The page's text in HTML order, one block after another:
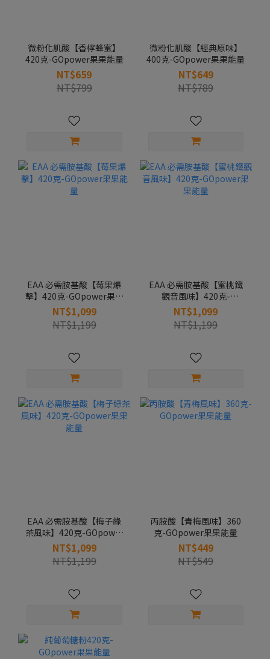
微粉化肌酸【香檸蜂蜜】
420克-GOpower果果能量
NT$659
NT$799
微粉化肌酸【經典原味】
400克-GOpower果果能量
NT$649
NT$789
EAA 必需胺基酸【莓果爆
擊】420克-GOpower果果
能量
NT$1,099
NT$1,199
EAA 必需胺基酸【蜜桃鐵
觀音風味】420克-
GOpower果果能量
NT$1,099
NT$1,199
EAA 必需胺基酸【梅子綠
茶風味】420克-GOpower
果果能量
NT$1,099
NT$1,199
丙胺酸【青梅風味】360
克-GOpower果果能量
NT$449
NT$549